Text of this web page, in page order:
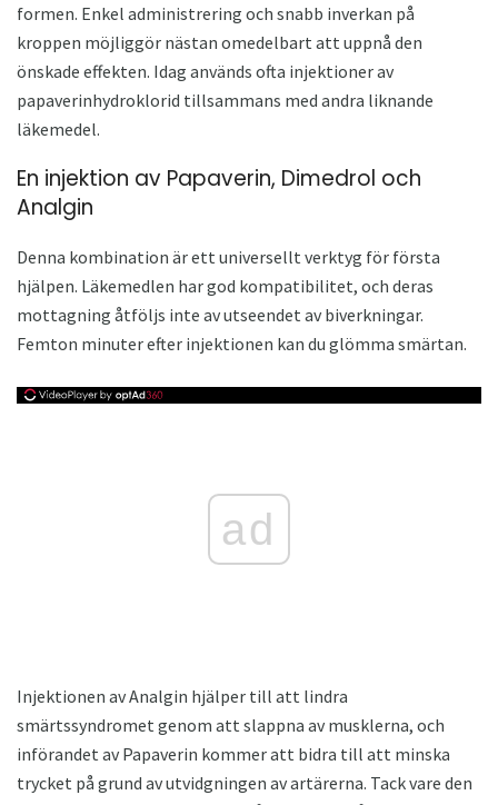
formen. Enkel administrering och snabb inverkan på
kroppen möjliggör nästan omedelbart att uppnå den
önskade effekten. Idag används ofta injektioner av
papaverinhydroklorid tillsammans med andra liknande
läkemedel.
En injektion av Papaverin, Dimedrol och
Analgin
Denna kombination är ett universellt verktyg för första
hjälpen. Läkemedlen har god kompatibilitet, och deras
mottagning åtföljs inte av utseendet av biverkningar.
Femton minuter efter injektionen kan du glömma smärtan.
ad
Injektionen av Analgin hjälper till att lindra
smärtssyndromet genom att slappna av musklerna, och
införandet av Papaverin kommer att bidra till att minska
trycket på grund av utvidgningen av artärerna. Tack vare den